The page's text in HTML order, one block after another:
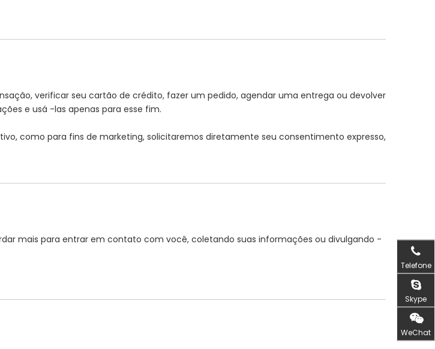
verificar seu cartão de crédito, fazer um pedido, agendar uma entrega ou devolver
e usá -las apenas para esse fim.
como para fins de marketing, solicitaremos diretamente seu consentimento expresso,
mais para entrar em contato com você, coletando suas informações ou divulgando -
Telefone
Skype
WeChat